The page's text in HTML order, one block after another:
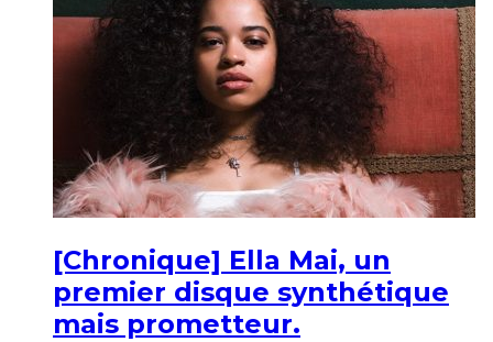
[Chronique] Ella Mai, un
premier disque synthétique
mais prometteur.